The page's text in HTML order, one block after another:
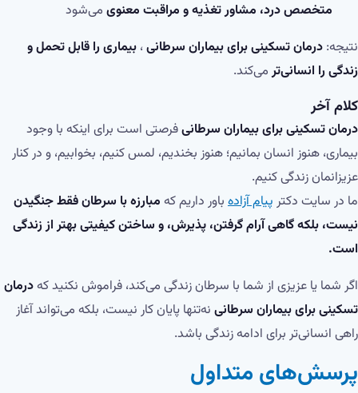
متخصص درد، مشاور تغذیه و مراقبت معنوی می‌شود
نتیجه: درمان تسکینی برای بیماران سرطانی ، بیماری را قابل تحمل و
زندگی را انسانی‌ترمی‌کند.
کلام آخر
درمان تسکینی برای بیماران سرطانیفرصتی است برای اینکه با وجود
بیماری، هنوز انسان بمانیم؛ هنوز بخندیم، لمس کنیم، بخوابیم، و در کنار
عزیزانمان زندگی کنیم.
ما در سایت دکتر پیام آزاده باور داریم که مبارزه با سرطان فقط جنگیدن
نیست، بلکه گاهی آرام گرفتن، پذیرش، و ساختن کیفیتی بهتر از زندگی
است.
اگر شما یا عزیزی از شما با سرطان زندگی می‌کند، فراموش نکنید کهدرمان
تسکینی برای بیماران سرطانی نه‌تنها پایان کار نیست، بلکه می‌تواند آغاز
راهی انسانی‌تر برای ادامه زندگی باشد.
پرسش‌های متداول